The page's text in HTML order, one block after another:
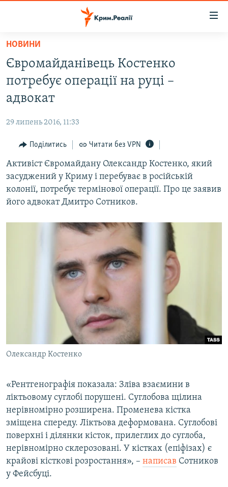
Перейти
основного
матеріалу
Перейти
до
основної
Перейти
пошуку
ВОДА.КРИМ
ВІДЕО ТА ФОТО
БЛОГИ
ПОГЛЯД
ІНТЕРВ'Ю
ВСЕ ЗА ДЕНЬ
СПЕЦПРОЕКТИ
СВІДЧЕННЯ ОКУПАЦІЇ
УКРАЇНСЬКА ПРОБЛЕМА КРИМУ
ІНФОГРАФІКА
Усі сайти RFE/RL
НОВИНИ
Євромайданівець Костенко
потребує операції на руці –
адвокат
29 липень 2016, 11:33
Поділитись Читати без VPN
Активіст Євромайдану Олександр Костенко, який
засуджений у Криму і перебуває в російській
колонії, потребує термінової операції. Про це заявив
його адвокат Дмитро Сотников.
Олександр Костенко
«Рентгенографія показала: Зліва взаємини в
ліктьовому суглобі порушені. Суглобова щілина
нерівномірно розширена. Променева кістка
зміщена спереду. Ліктьова деформована. Суглобові
поверхні і ділянки кісток, прилеглих до суглоба,
нерівномірно склерозовані. У кістках (епіфізах) є
крайові кісткові розростання», – написав Сотников
у Фейсбуці.